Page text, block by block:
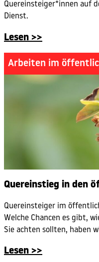
Quereinsteiger*innen auf
Dienst.
Lesen >>
Arbeiten im
Quereinstieg in den
Quereinsteiger im
Welche Chancen es gibt,
Sie achten sollten, haben
Lesen >>